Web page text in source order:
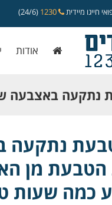
חייגו מיידית (24/6)
אודות
נתקעה באצבעה
מן האצבע
כמה שעות
נתקעה
הטבעת מן
כמה שעות